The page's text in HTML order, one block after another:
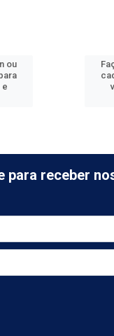
ou
e
para receber